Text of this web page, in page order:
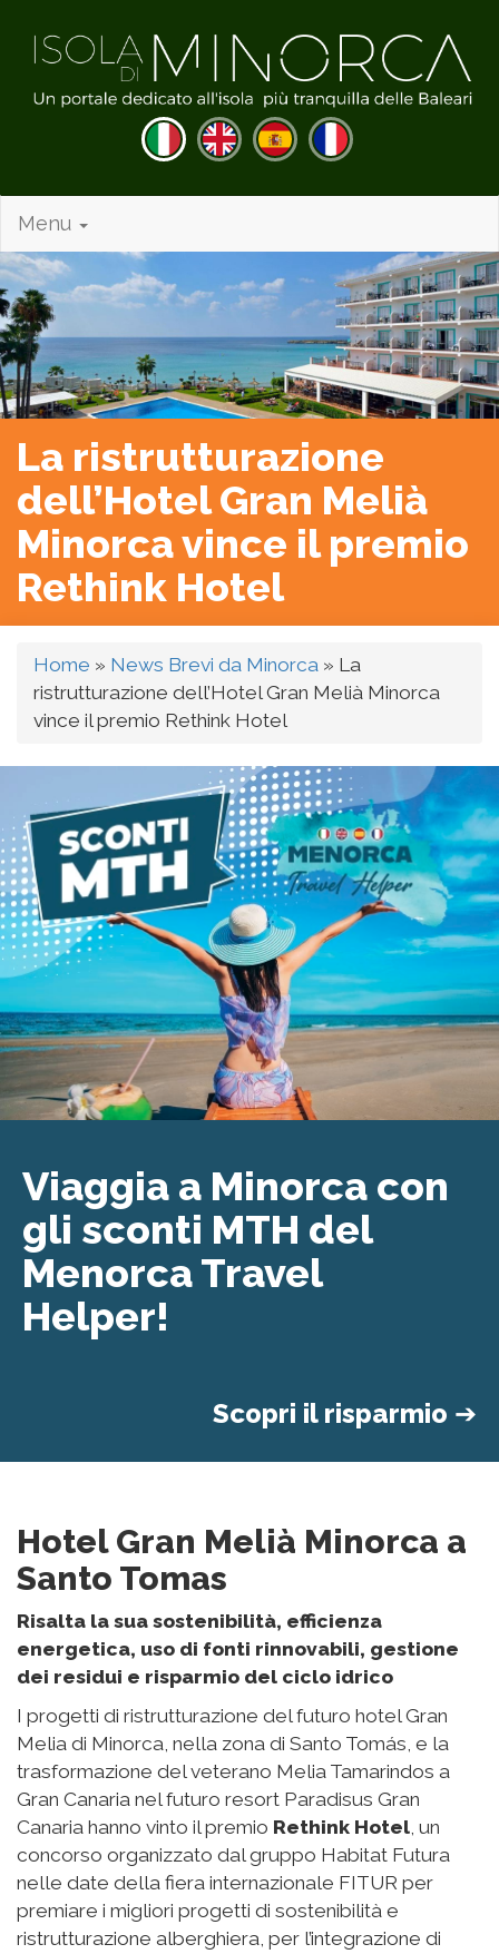
Menu
La ristrutturazione
dell’Hotel Gran Melià
Minorca vince il premio
Rethink Hotel
Home » News Brevi da Minorca » La
ristrutturazione dell’Hotel Gran Melià Minorca
vince il premio Rethink Hotel
Viaggia a Minorca con
gli sconti MTH del
Menorca Travel
Helper!
Scopri il risparmio ➔
Hotel Gran Melià Minorca a
Santo Tomas
Risalta la sua sostenibilità, efficienza
energetica, uso di fonti rinnovabili, gestione
dei residui e risparmio del ciclo idrico
I progetti di ristrutturazione del futuro hotel Gran
Melia di Minorca, nella zona di Santo Tomás, e la
trasformazione del veterano Melia Tamarindos a
Gran Canaria nel futuro resort Paradisus Gran
Canaria hanno vinto il premio Rethink Hotel, un
concorso organizzato dal gruppo Habitat Futura
nelle date della fiera internazionale FITUR per
premiare i migliori progetti di sostenibilità e
ristrutturazione alberghiera, per l’integrazione di